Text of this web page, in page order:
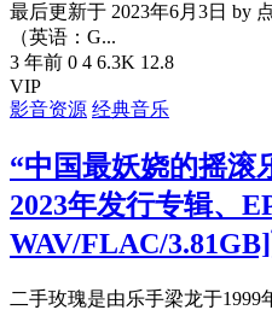
最后更新于 2023年6月3日 by
（英语：G...
3 年前 0 4 6.3K 12.8
VIP
影音资源 经典音乐
“中国最妖娆的摇滚
2023年发行专辑、
WAV/FLAC/
二手玫瑰是由乐手梁龙于